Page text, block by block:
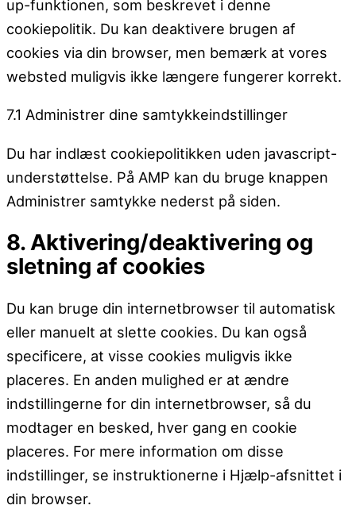
up-funktionen, som beskrevet i denne
cookiepolitik. Du kan deaktivere brugen af ​​
cookies via din browser, men bemærk at vores
websted muligvis ikke længere fungerer korrekt.
7.1 Administrer dine samtykkeindstillinger
Du har indlæst cookiepolitikken uden javascript-
understøttelse. På AMP kan du bruge knappen
Administrer samtykke nederst på siden.
8. Aktivering/deaktivering og
sletning af cookies
Du kan bruge din internetbrowser til automatisk
eller manuelt at slette cookies. Du kan også
specificere, at visse cookies muligvis ikke
placeres. En anden mulighed er at ændre
indstillingerne for din internetbrowser, så du
modtager en besked, hver gang en cookie
placeres. For mere information om disse
indstillinger, se instruktionerne i Hjælp-afsnittet i
din browser.